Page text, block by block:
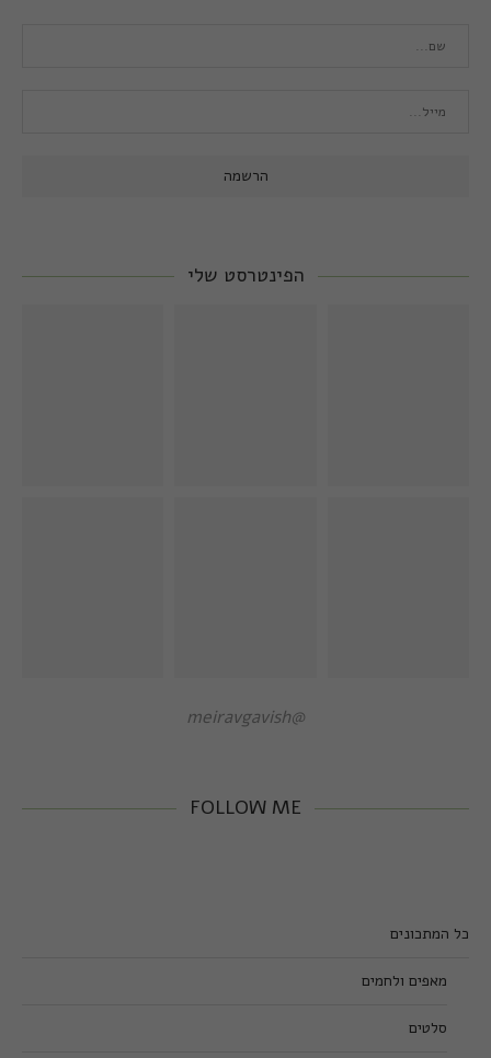
הפינטרסט שלי
@meiravgavish
FOLLOW ME
כל המתכונים
מאפים ולחמים
סלטים